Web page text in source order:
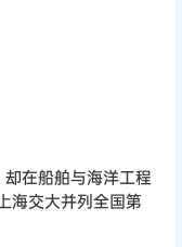
在船舶与海洋工程
交大并列全国第